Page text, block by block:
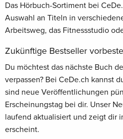
Das Hörbuch-Sortiment bei
Auswahl an Titeln in
Arbeitsweg, das Fitnessstudio
Zukünftige Bestseller
Du möchtest das nächste Buch
verpassen? Bei CeDe.ch kannst
sind neue Veröffentlichungen
Erscheinungstag bei dir. Unser
laufend aktualisiert und zeigt dir
erscheint.